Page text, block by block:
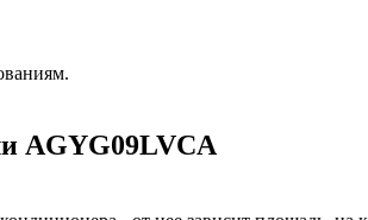
AGYG09LVCA